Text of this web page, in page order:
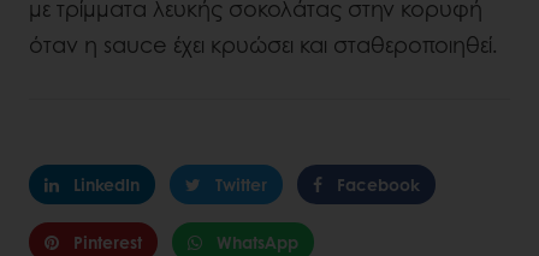
με τρίμματα λευκής σοκολάτας στην κορυφή
όταν η sauce έχει κρυώσει και σταθεροποιηθεί.
LinkedIn Twitter Facebook
Pinterest WhatsApp